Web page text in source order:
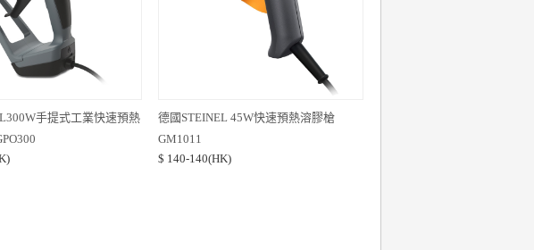
手提式工業快速預熱
德國STEINEL 45W快速預熱溶膠槍
GM1011
$ 140-140(HK)